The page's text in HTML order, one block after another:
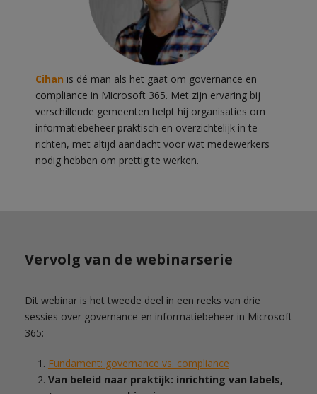
Cihan is dé man als het gaat om governance en
compliance in Microsoft 365. Met zijn ervaring bij
verschillende gemeenten helpt hij organisaties om
informatiebeheer praktisch en overzichtelijk in te
richten, met altijd aandacht voor wat medewerkers
nodig hebben om prettig te werken.
Vervolg van de webinarserie
Dit webinar is het tweede deel in een reeks van drie
sessies over governance en informatiebeheer in Microsoft
365:
Fundament: governance vs. compliance
Van beleid naar praktijk: inrichting van labels,